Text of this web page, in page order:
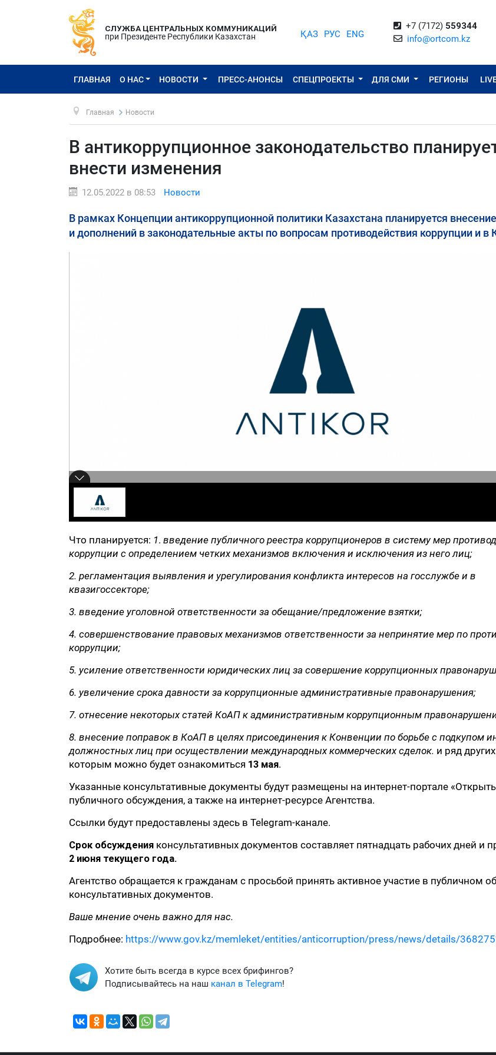
СЛУЖБА ЦЕНТРАЛЬНЫХ КОММУНИКАЦИЙ
при Президенте Республики Казахстан
ҚАЗ РУС ENG
+7 (7172) 559344
info@ortcom.kz
ГЛАВНАЯ О НАС НОВОСТИ ПРЕСС-АНОНСЫ СПЕЦПРОЕКТЫ ДЛЯ СМИ РЕГИОНЫ
Главная Новости
В антикоррупционное законодательство
внести изменения
12.05.2022 в 08:53 Новости
В рамках Концепции антикоррупционной политики Казахстана планируется
и дополнений в законодательные акты по вопросам противодействия коррупции и в
Что планируется: 1. введение публичного реестра коррупционеров в систему мер
коррупции с определением четких механизмов включения и исключения из него лиц;
2. регламентация выявления и урегулирования конфликта интересов на госслужбе и в
квазигоссекторе;
3. введение уголовной ответственности за обещание/предложение взятки;
4. совершенствование правовых механизмов ответственности за непринятие мер по
коррупции;
5. усиление ответственности юридических лиц за совершение коррупционных
6. увеличение срока давности за коррупционные административные правонарушения;
7. отнесение некоторых статей КоАП к административным коррупционным
8. внесение поправок в КоАП в целях присоединения к Конвенции по борьбе с подкупом
должностных лиц при осуществлении международных коммерческих сделок. и ряд
которым можно будет ознакомиться 13 мая.
Указанные консультативные документы будут размещены на интернет-портале
публичного обсуждения, а также на интернет-ресурсе Агентства.
Ссылки будут предоставлены здесь в Telegram-канале.
Срок обсуждения консультативных документов составляет пятнадцать рабочих дней и
2 июня текущего года.
Агентство обращается к гражданам с просьбой принять активное участие в публичном
консультативных документов.
Ваше мнение очень важно для нас.
Подробнее: https://www.gov.kz/memleket/entities/anticorruption/press/news/details/
Хотите быть всегда в курсе всех брифингов?
Подписывайтесь на наш канал в Telegram!